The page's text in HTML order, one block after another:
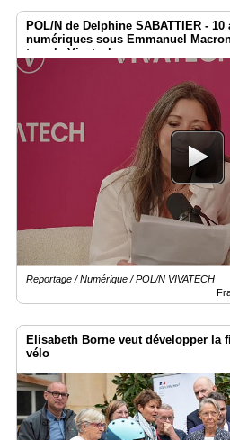
POL/N de Delphine SABATTIER -
numériques sous Emmanuel
temple Vivatech
Reportage / Numérique / POL/N VIVATECH
Elisabeth Borne veut développer la
vélo